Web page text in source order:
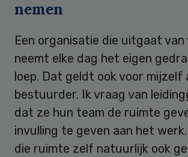
nemen
Een organisatie die uitgaat
neemt elke dag het eigen
loep. Dat geldt ook voor mijzelf
bestuurder. Ik vraag van
dat ze hun team de ruimte
invulling te geven aan het
die ruimte zelf natuurlijk ook